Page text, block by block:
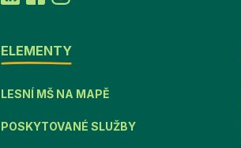
ELEMENTY
LESNÍ MŠ NA MAPĚ
POSKYTOVANÉ SLUŽBY